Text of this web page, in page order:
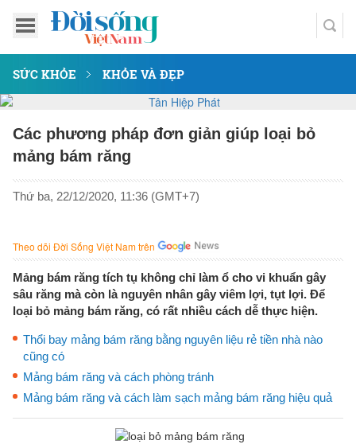
SỨC KHỎE KHỎE VÀ ĐẸP
Các phương pháp đơn giản giúp loại bỏ
mảng bám răng
Thứ ba, 22/12/2020, 11:36 (GMT+7)
Theo dõi Đời Sống Việt Nam trên
Mảng bám răng tích tụ không chỉ làm ổ cho vi khuẩn gây
sâu răng mà còn là nguyên nhân gây viêm lợi, tụt lợi. Để
loại bỏ mảng bám răng, có rất nhiều cách dễ thực hiện.
Thổi bay mảng bám răng bằng nguyên liệu rẻ tiền nhà nào
cũng có
Mảng bám răng và cách phòng tránh
Mảng bám răng và cách làm sạch mảng bám răng hiệu quả